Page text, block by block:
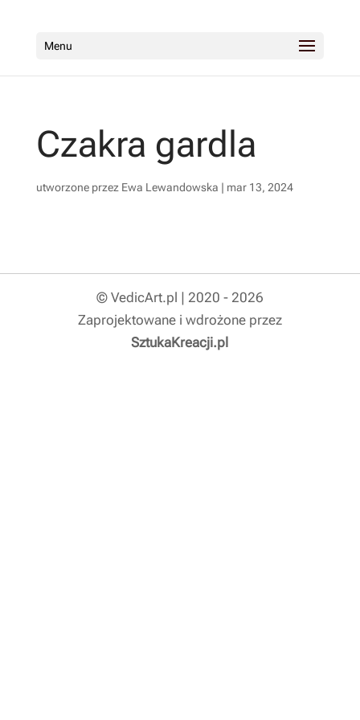
Menu
Czakra gardla
utworzone przez Ewa Lewandowska | mar 13, 2024
© VedicArt.pl | 2020 - 2026
Zaprojektowane i wdrożone przez
SztukaKreacji.pl